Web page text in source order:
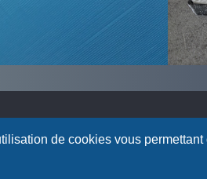
de cookies vous